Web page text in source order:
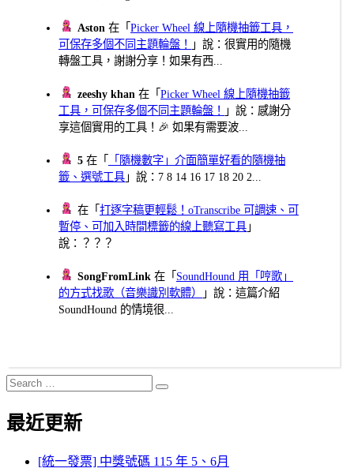
Aston 在「Picker Wheel 線上隨機抽籤工具，
可保存多個不同主題輪盤！
」說：很實用的隨機
轉盤工具，謝謝分享！如果有西...
zeeshy khan 在「Picker Wheel 線上隨機抽籤
工具，可保存多個不同主題輪盤！
」說：感謝分
享這個實用的工具！🎉 如果有需要波...
5 在「
「隨機數字」介面簡單好看的隨機抽
籤、選號工具 」說：7 8 14 16 17 18 20 2...
在「打逐字稿更輕鬆！oTranscribe 可調速、可
暫停、可加入時間標籤的線上聽寫工具 」
說：？？？
SongFromLink 在「 SoundHound 用「哼歌」
的方式找歌（音樂識別軟體）
」說：這篇介紹
SoundHound 的情境很...
Search
for:
Search
最近更新
[統一發票] 中獎號碼 115 年 5、6月